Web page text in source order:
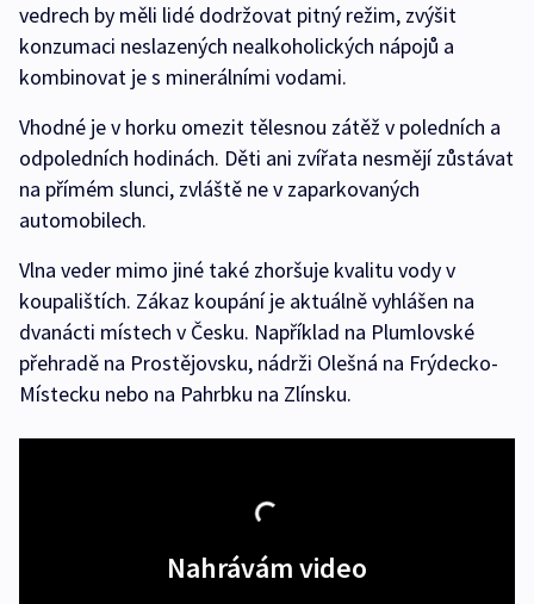
vedrech by měli lidé dodržovat pitný režim, zvýšit
konzumaci neslazených nealkoholických nápojů a
kombinovat je s minerálními vodami.
Vhodné je v horku omezit tělesnou zátěž v poledních a
odpoledních hodinách. Děti ani zvířata nesmějí zůstávat
na přímém slunci, zvláště ne v zaparkovaných
automobilech.
Vlna veder mimo jiné také zhoršuje kvalitu vody v
koupalištích. Zákaz koupání je aktuálně vyhlášen na
dvanácti místech v Česku. Například na Plumlovské
přehradě na Prostějovsku, nádrži Olešná na Frýdecko-
Místecku nebo na Pahrbku na Zlínsku.
Nahrávám video